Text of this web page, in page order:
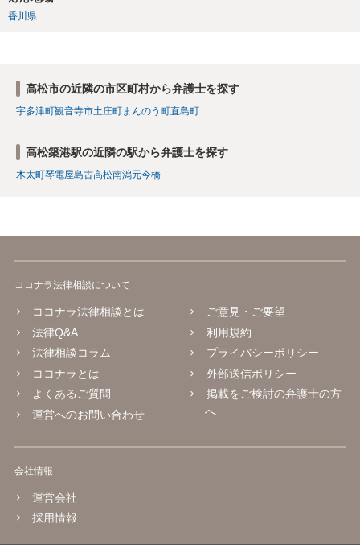
香川県
高松市の近隣の市区町村から弁護士を探す
宇多津町観音寺市土庄町まんのう町直島町
高松築港駅の近隣の駅から弁護士を探す
木太町琴電屋島古高松南潟元今橋
ココナラ法律相談について
ココナラ法律相談とは
法律Q&A
法律相談コラム
ココナラとは
よくあるご質問
運営へのお問い合わせ
ご意見・ご要望
利用規約
プライバシーポリシー
外部送信ポリシー
掲載をご検討の弁護士の方
へ
会社情報
運営会社
採用情報